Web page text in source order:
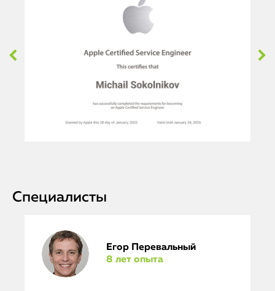
Специалисты
Егор Перевальный
8 лет опыта